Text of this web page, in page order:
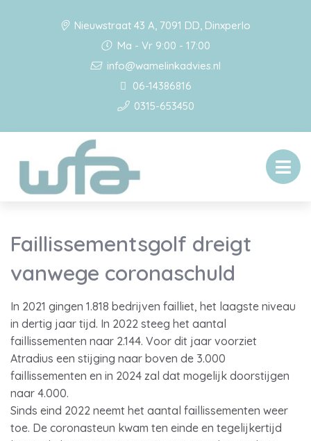
Nieuwstraat 43 A, 7091 DD, Dinxperlo
Ma - Vr 9:00 - 17:00
info@wamelinkadvies.nl
06-14386816
0315-653450
Faillissementsgolf dreigt
vanwege coronaschuld
In 2021 gingen 1.818 bedrijven failliet, het laagste niveau
in dertig jaar tijd. In 2022 steeg het aantal
faillissementen naar 2.144. Voor dit jaar voorziet
Atradius een stijging naar boven de 3.000
faillissementen en in 2024 zal dat mogelijk doorstijgen
naar 4.000.
Sinds eind 2022 neemt het aantal faillissementen weer
toe. De coronasteun kwam ten einde en tegelijkertijd